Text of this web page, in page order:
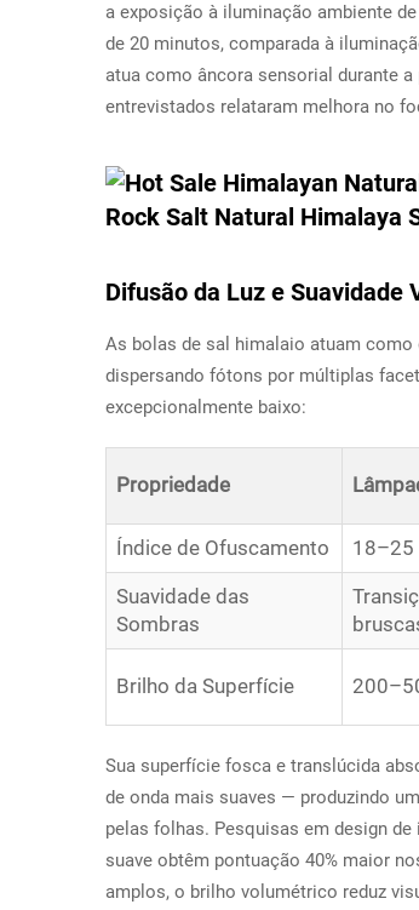
a exposição à iluminação ambiente
de 20 minutos, comparada à
atua como âncora sensorial durante
entrevistados relataram melhora no
Difusão da Luz e Suavidade
As bolas de sal himalaio atuam como
dispersando fótons por múltiplas
excepcionalmente baixo:
Propriedade
Índice de Ofuscamento 18–25
Suavidade das
Sombras
Brilho da Superfície
Sua superfície fosca e translúcida
de onda mais suaves — produzindo
pelas folhas. Pesquisas em design
suave obtêm pontuação 40% maior
amplos, o brilho volumétrico reduz